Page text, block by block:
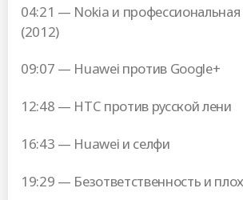
04:21 — Nokia и
(2012)
09:07 — Huawei против Google+
12:48 — HTC против русской лени
16:43 — Huawei и селфи
19:29 — Безответственность и